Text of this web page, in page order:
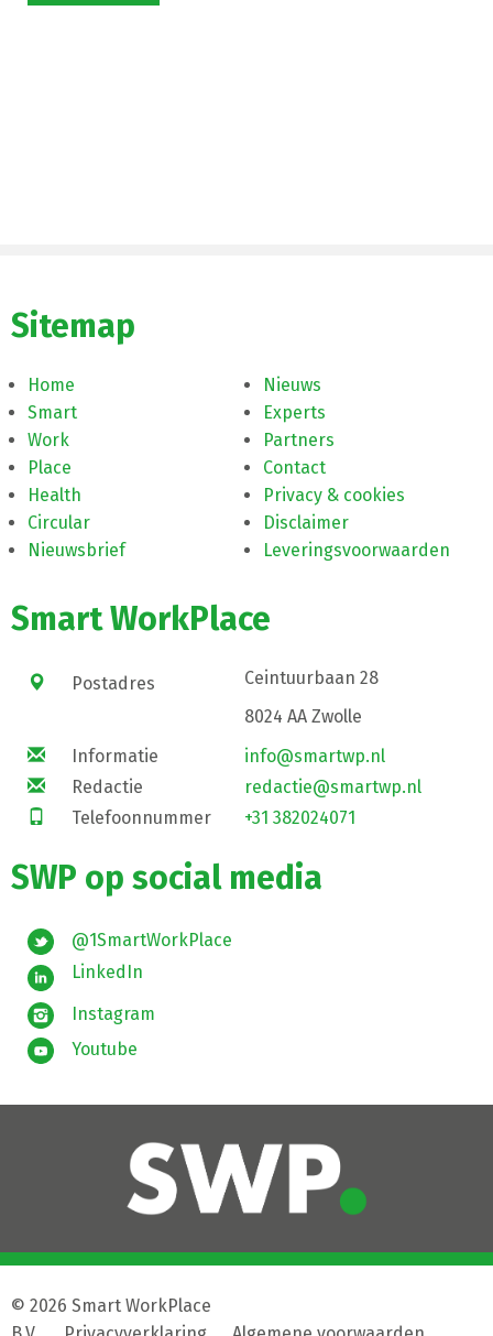
Sitemap
Home
Smart
Work
Place
Health
Circular
Nieuwsbrief
Nieuws
Experts
Partners
Contact
Privacy & cookies
Disclaimer
Leveringsvoorwaarden
Smart WorkPlace
Postadres
Ceintuurbaan 28
8024 AA Zwolle
Informatie
info@smartwp.nl
Redactie
redactie@smartwp.nl
Telefoonnummer
+31 382024071
SWP op social media
@1SmartWorkPlace
LinkedIn
Instagram
Youtube
© 2026 Smart WorkPlace